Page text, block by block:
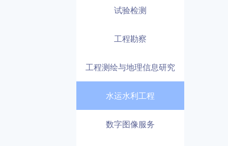
试验检测
工程勘察
工程测绘与地理信息研究
水运水利工程
数字图像服务